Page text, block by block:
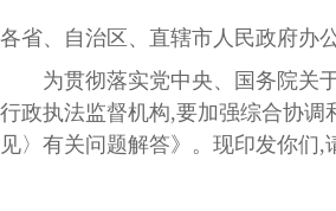
各省、自治区、直辖市人民政府办
为贯彻落实党中央、国务院关于
行政执法监督机构,要加强综合协
见〉有关问题解答》。现印发你们